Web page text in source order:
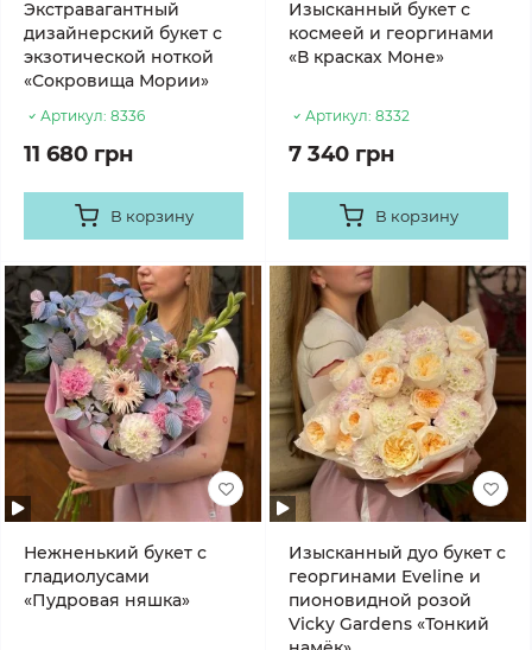
Экстравагантный
дизайнерский букет с
экзотической ноткой
«Сокровища Мории»
Артикул: 8336
11 680 грн
В корзину
Изысканный букет с
космеей и георгинами
«В красках Моне»
Артикул: 8332
7 340 грн
В корзину
Нежненький букет с
гладиолусами
«Пудровая няшка»
Изысканный дуо букет с
георгинами Eveline и
пионовидной розой
Vicky Gardens «Тонкий